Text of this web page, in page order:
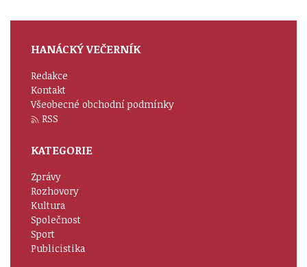
HANÁCKÝ VEČERNÍK
Redakce
Kontakt
Všeobecné obchodní podmínky
RSS
KATEGORIE
Zprávy
Rozhovory
Kultura
Společnost
Sport
Publicistika